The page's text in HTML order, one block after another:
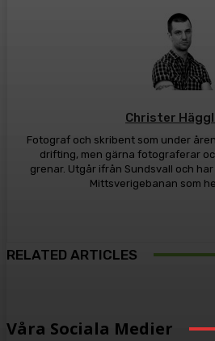
Christer
Fotograf och skribent som under
drifting, men gärna fotograferar
grenar. Utgår ifrån Sundsvall och
Mittsverigebanan som
RELATED ARTICLES
Våra Sociala Medier